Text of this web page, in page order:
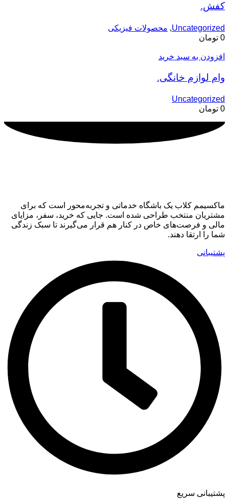
کفش.
Uncategorized
, محصولات فیزیکی
0 تومان
افزودن به سبد خرید
وام لوازم خانگی.
Uncategorized
0 تومان
ماکسیمم کلاب یک باشگاه خدماتی و تجربه‌محور است که برای
مشتریان منتخب طراحی شده است. جایی که خرید، سفر، مزایای
مالی و فرصت‌های خاص در کنار هم قرار می‌گیرند تا سبک زندگی
شما را ارتقا دهند.
پشتیبانی
پشتیبانی سریع